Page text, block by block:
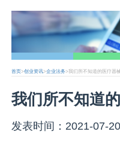
首页>创业资讯>企业法务>我们所不知道的医疗器
我们所不知道
发表时间：2021-07-